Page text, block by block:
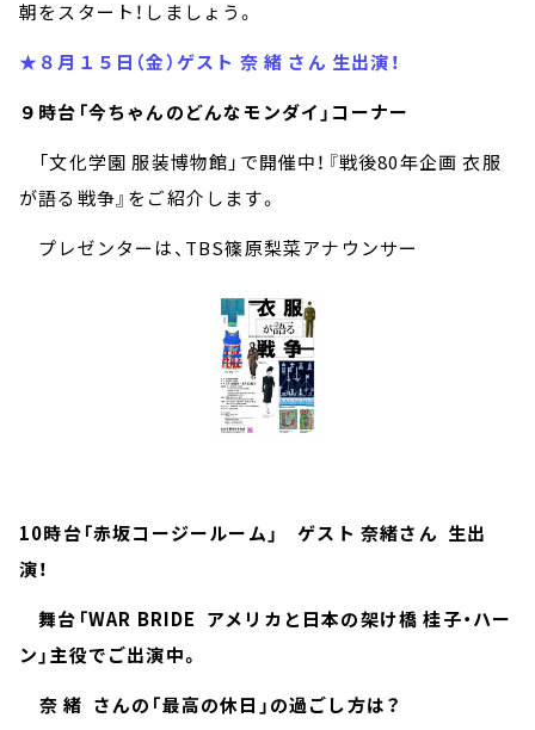
朝をスタート！しましょう。
★８月１５日（金）ゲスト 奈 緒 さん 生出演！
９時台「今ちゃんのどんなモンダイ」コーナー
「文化学園 服装博物館」で開催中！『戦後80年企画 衣服
が語る戦争』をご紹介します。
プレゼンターは、TBS篠原梨菜アナウンサー
10時台「赤坂コージールーム」 ゲスト 奈緒さん 生出
演！
舞台「WAR BRIDE アメリカと日本の架け橋 桂子・ハー
ン」主役でご出演中。
奈 緒 さんの「最高の休日」の過ごし方は？